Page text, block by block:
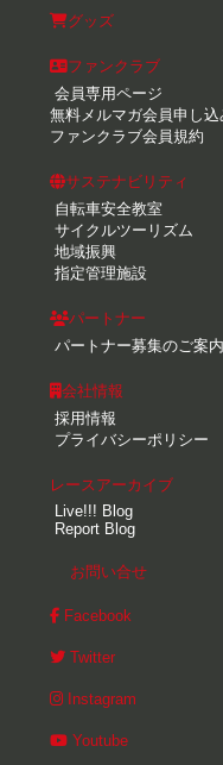
グッズ
ファンクラブ
会員専用ページ
無料メルマガ会員申し込
ファンクラブ会員規約
サステナビリティ
自転車安全教室
サイクルツーリズム
地域振興
指定管理施設
パートナー
パートナー募集のご案内
会社情報
採用情報
プライバシーポリシー
レースアーカイブ
Live!!! Blog
Report Blog
お問い合せ
Facebook
Twitter
Instagram
Youtube